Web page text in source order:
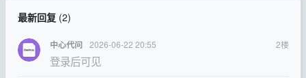
最新回复(2)
中心代问 2026-06-22 20:55 2楼
登录后可见